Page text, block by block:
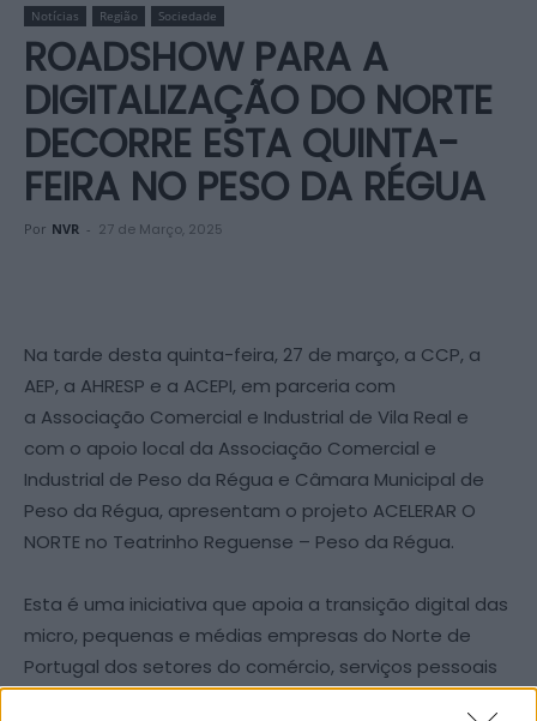
Notícias Região Sociedade
ROADSHOW PARA A
DIGITALIZAÇÃO DO NORTE
DECORRE ESTA QUINTA-
FEIRA NO PESO DA RÉGUA
Por NVR - 27 de Março, 2025
Na tarde desta quinta-feira, 27 de março, a CCP, a
AEP, a AHRESP e a ACEPI, em parceria com
a Associação Comercial e Industrial de Vila Real e
com o apoio local da Associação Comercial e
Industrial de Peso da Régua e Câmara Municipal de
Peso da Régua, apresentam o projeto ACELERAR O
NORTE no Teatrinho Reguense – Peso da Régua.
Esta é uma iniciativa que apoia a transição digital das
micro, pequenas e médias empresas do Norte de
Portugal dos setores do comércio, serviços pessoais
e da restauração e similares.